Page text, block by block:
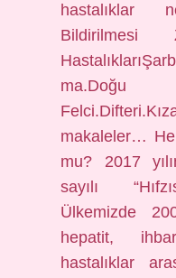
hastalıklar
Bildirilmesi
ma.Doğu
makaleler…
mu? 2017
sayılı
Ülkemizde
hepatit,
hastalıklar